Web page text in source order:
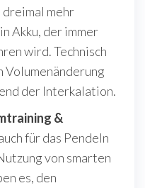
mehr
Akku, der immer
wird. Technisch
Volumenänderung
der Interkalation.
&
für das Pendeln
von smarten
es, den